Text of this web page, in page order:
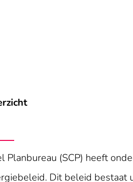
Planbureau (SCP) heeft
Dit beleid bestaat